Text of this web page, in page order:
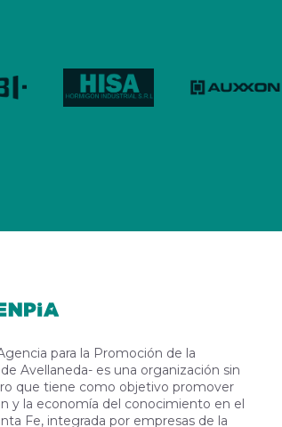
para la Promoción de la
Avellaneda- es una organización sin
que tiene como objetivo promover
y la economía del conocimiento en el
Fe, integrada por empresas de la